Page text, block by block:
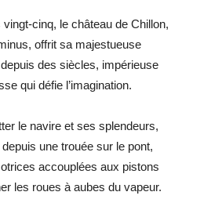
cinq, le château de Chillon,
offrit sa majestueuse
des siècles, impérieuse
qui défie l’imagination.
le navire et ses splendeurs,
une trouée sur le pont,
accouplées aux pistons
les roues à aubes du vapeur.